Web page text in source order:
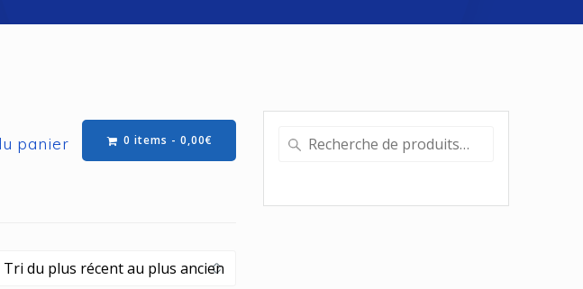
0 items -0,00€
Recherche
pour :